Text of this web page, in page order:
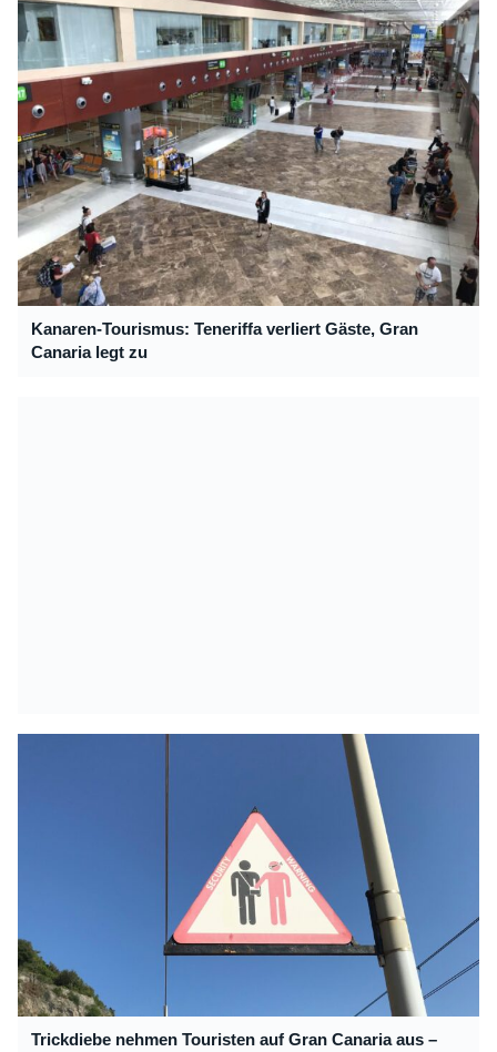
Kanaren-Tourismus: Teneriffa verliert Gäste, Gran
Canaria legt zu
Trickdiebe nehmen Touristen auf Gran Canaria aus –